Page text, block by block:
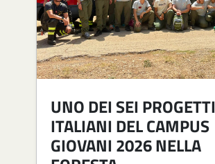
UNO DEI SEI PROGETTI
ITALIANI DEL CAMPUS
GIOVANI 2026 NELLA